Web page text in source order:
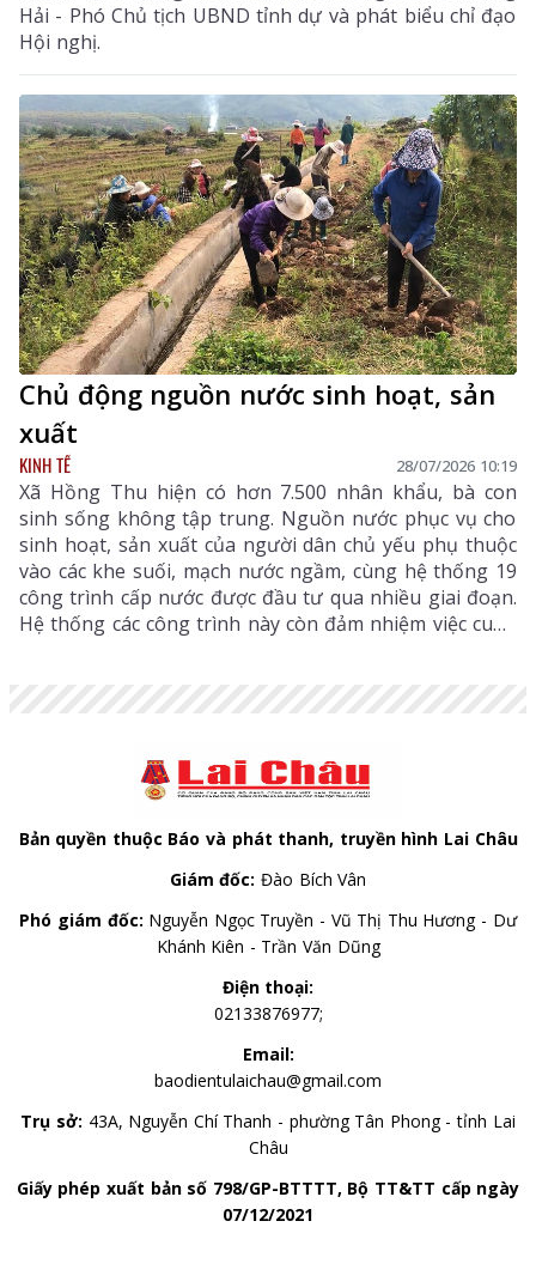
Hải - Phó Chủ tịch UBND tỉnh dự và phát biểu chỉ đạo
Hội nghị.
Chủ động nguồn nước sinh hoạt, sản
xuất
KINH TẾ 28/07/2026 10:19
Xã Hồng Thu hiện có hơn 7.500 nhân khẩu, bà con
sinh sống không tập trung. Nguồn nước phục vụ cho
sinh hoạt, sản xuất của người dân chủ yếu phụ thuộc
vào các khe suối, mạch nước ngầm, cùng hệ thống 19
công trình cấp nước được đầu tư qua nhiều giai đoạn.
Hệ thống các công trình này còn đảm nhiệm việc cung
nước đã xuất hiện tình trạng xuống cấp, lưu lượng
nước suy giảm, ảnh hưởng trực tiếp đến đời sống
Bản quyền thuộc Báo và phát thanh, truyền hình Lai Châu
Giám đốc: Đào Bích Vân
Phó giám đốc: Nguyễn Ngọc Truyền - Vũ Thị Thu Hương - Dư
Khánh Kiên - Trần Văn Dũng
Điện thoại:
02133876977;
Email:
baodientulaichau@gmail.com
Trụ sở: 43A, Nguyễn Chí Thanh - phường Tân Phong - tỉnh Lai
Châu
Giấy phép xuất bản số 798/GP-BTTTT, Bộ TT&TT cấp ngày
07/12/2021